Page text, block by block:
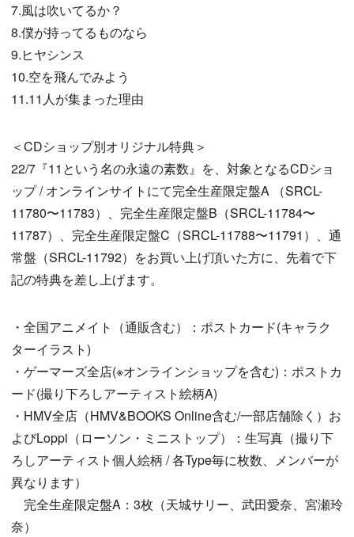
7.風は吹いてるか？
8.僕が持ってるものなら
9.ヒヤシンス
10.空を飛んでみよう
11.11人が集まった理由
＜CDショップ別オリジナル特典＞
22/7『11という名の永遠の素数』を、対象となるCDショ
ップ / オンラインサイトにて完全生産限定盤A （SRCL-
11780〜11783）、完全生産限定盤B（SRCL-11784〜
11787）、完全生産限定盤C（SRCL-11788〜11791）、通
常盤（SRCL-11792）をお買い上げ頂いた方に、先着で下
記の特典を差し上げます。
・全国アニメイト（通販含む）：ポストカード(キャラク
ターイラスト)
・ゲーマーズ全店(※オンラインショップを含む)：ポストカ
ード(撮り下ろしアーティスト絵柄A)
・HMV全店（HMV&BOOKS Online含む/一部店舗除く）お
よびLoppi（ローソン・ミニストップ）：生写真（撮り下
ろしアーティスト個人絵柄 / 各Type毎に枚数、メンバーが
異なります）
完全生産限定盤A：3枚（天城サリー、武田愛奈、宮瀬玲
奈）